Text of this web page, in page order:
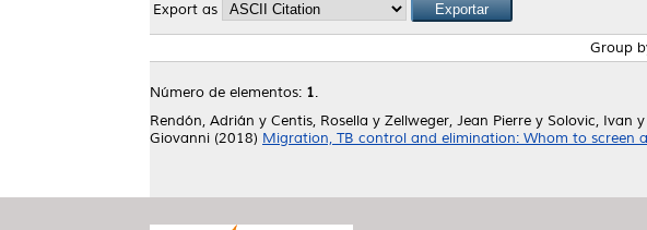
Export as
Group
Número de elementos: 1.
Rendón, Adrián y Centis, Rosella y Zellweger, Jean Pierre y Solovic, Ivan y
Giovanni (2018) Migration, TB control and elimination: Whom to screen